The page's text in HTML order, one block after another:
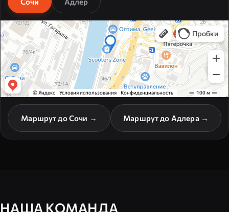
Маршрут до Сочи → Маршрут до Адлера →
НАША КОМАНДА